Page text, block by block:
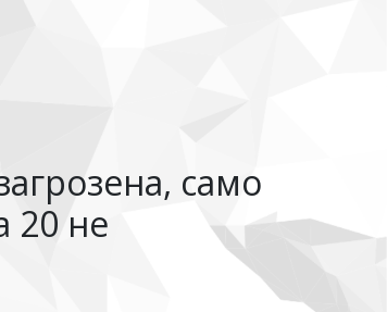
само
20 не